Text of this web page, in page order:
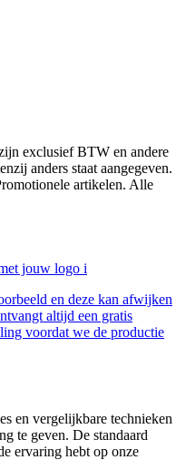
exclusief BTW en andere
anders staat aangegeven.
artikelen. Alle
jouw logo i
en deze kan afwijken
altijd een gratis
voordat we de productie
en vergelijkbare technieken
te geven. De standaard
ervaring hebt op onze